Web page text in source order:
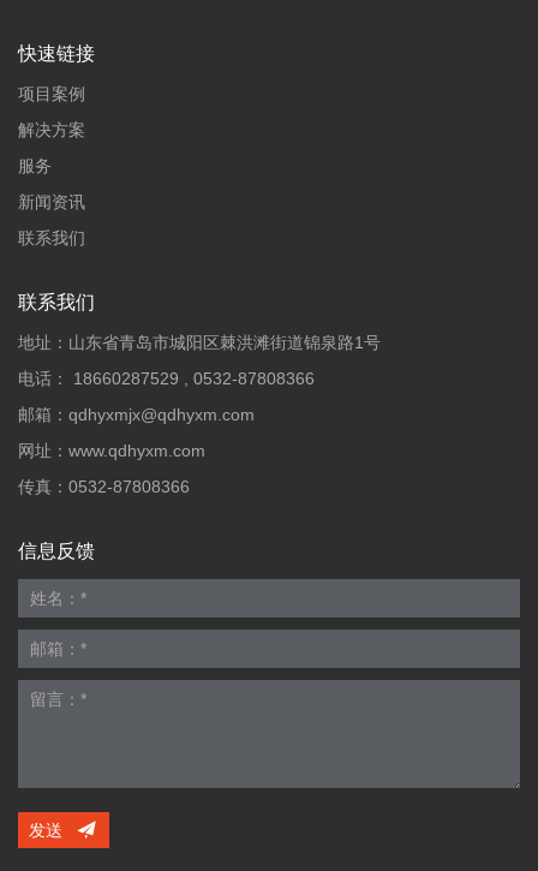
快速链接
项目案例
解决方案
服务
新闻资讯
联系我们
联系我们
地址：山东省青岛市城阳区棘洪滩街道锦泉路1号
电话： 18660287529
0532-87808366
邮箱： qdhyxmjx@qdhyxm.com
网址： www.qdhyxm.com
传真：0532-87808366
信息反馈
发送